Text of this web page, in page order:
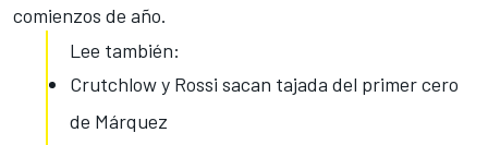
comienzos de año.
Lee también:
Crutchlow y Rossi sacan tajada del primer cero
de Márquez